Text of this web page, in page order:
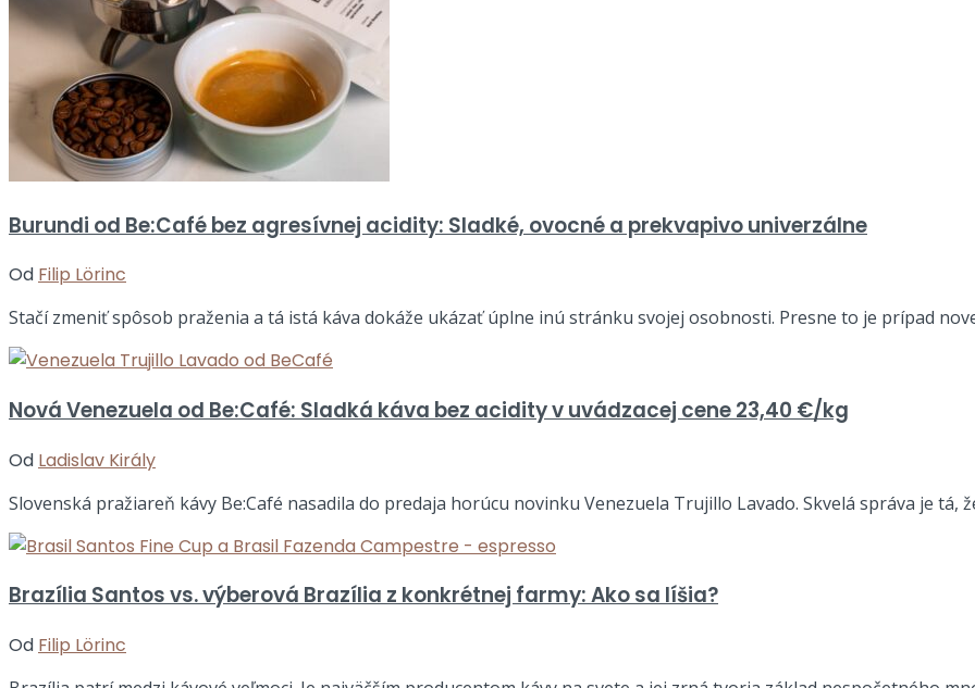
Burundi od Be:Café bez agresívnej acidity: Sladké, ovocné a prekvapivo univerzálne
Od Filip Lörinc
Stačí zmeniť spôsob praženia a tá istá káva dokáže ukázať úplne inú stránku svojej osobnosti. Presne to je prípad
Nová Venezuela od Be:Café: Sladká káva bez acidity v uvádzacej cene 23,40 €/kg
Od Ladislav Király
Slovenská pražiareň kávy Be:Café nasadila do predaja horúcu novinku Venezuela Trujillo Lavado. Skvelá správa je tá,
Brazília Santos vs. výberová Brazília z konkrétnej farmy: Ako sa líšia?
Od Filip Lörinc